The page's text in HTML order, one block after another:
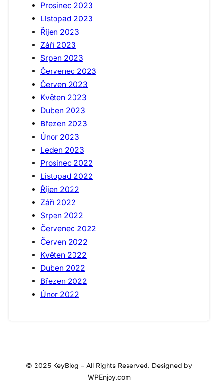
Prosinec 2023
Listopad 2023
Říjen 2023
Září 2023
Srpen 2023
Červenec 2023
Červen 2023
Květen 2023
Duben 2023
Březen 2023
Únor 2023
Leden 2023
Prosinec 2022
Listopad 2022
Říjen 2022
Září 2022
Srpen 2022
Červenec 2022
Červen 2022
Květen 2022
Duben 2022
Březen 2022
Únor 2022
© 2025 KeyBlog – All Rights Reserved. Designed by
WPEnjoy.com